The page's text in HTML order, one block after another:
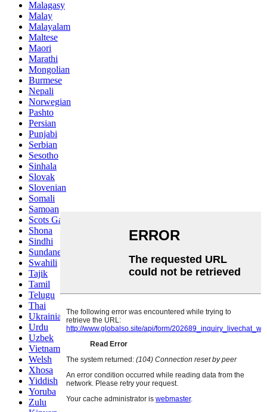
Malagasy
Malay
Malayalam
Maltese
Maori
Marathi
Mongolian
Burmese
Nepali
Norwegian
Pashto
Persian
Punjabi
Serbian
Sesotho
Sinhala
Slovak
Slovenian
Somali
Samoan
Scots Gaelic
Shona
Sindhi
Sundanese
Swahili
Tajik
Tamil
Telugu
Thai
Ukrainian
Urdu
Uzbek
Vietnamese
Welsh
Xhosa
Yiddish
Yoruba
Zulu